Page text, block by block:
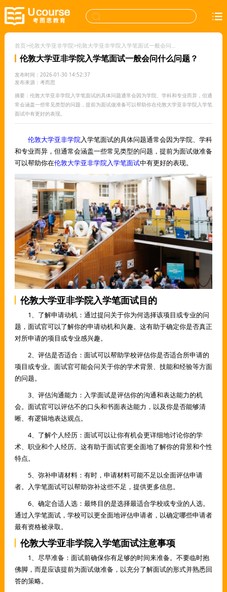
首页>伦敦大学亚非学院> 伦敦大学亚非学院入学笔面试一般会问什么问题？
伦敦大学亚非学院入学笔面试一般会问什么问题？
发布时间：2026-01-30 14:52:37
发布来源：考而思
摘要：伦敦大学亚非学院入学笔面试的具体问题通常会因为学院、学科和专业而异，但通
常会涵盖一些常见类型的问题，提前为面试做准备可以帮助你在伦敦大学亚非学院入学笔
面试中有更好的表现。
伦敦大学亚非学院入学笔面试的具体问题通常会因为学院、学科
和专业而异，但通常会涵盖一些常见类型的问题，提前为面试做准备
可以帮助你在伦敦大学亚非学院入学笔面试中有更好的表现。
伦敦大学亚非学院入学笔面试目的
1、了解申请动机：通过提问关于你为何选择该项目或专业的问
题，面试官可以了解你的申请动机和兴趣。这有助于确定你是否真正
对所申请的项目或专业感兴趣。
2、评估是否适合：面试可以帮助学校评估你是否适合所申请的
项目或专业。面试官可能会问关于你的学术背景、技能和经验等方面
的问题。
3、评估沟通能力：入学面试是评估你的沟通和表达能力的机
会。面试官可以评估不的口头和书面表达能力，以及你是否能够清
晰、有逻辑地表达观点。
4、了解个人经历：面试可以让你有机会更详细地讨论你的学
术、职业和个人经历。这有助于面试官更全面地了解你的背景和个性
特点。
5、弥补申请材料：有时，申请材料可能不足以全面评估申请
者。入学笔面试可以帮助弥补这些不足，提供更多信息。
6、确定合适人选：最终目的是选择最适合学校或专业的人选。
通过入学笔面试，学校可以更全面地评估申请者，以确定哪些申请者
最有资格被录取。
伦敦大学亚非学院入学笔面试注意事项
1、尽早准备：面试前确保你有足够的时间来准备。不要临时抱
佛脚，而是应该提前为面试做准备，以充分了解面试的形式并熟悉回
答的策略。